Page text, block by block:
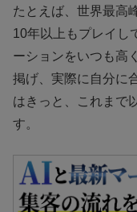
たとえば、世界最高
10年以上もプレイし
ーションをいつも高
掲げ、実際に自分に
はきっと、これまで
す。